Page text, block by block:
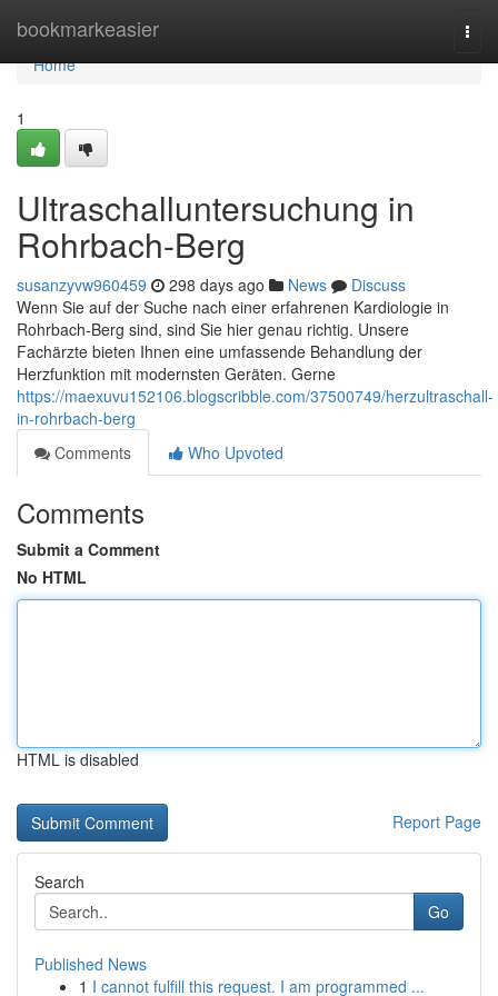
bookmarkeasier
Home
Home
1
Ultraschalluntersuchung in
Rohrbach-Berg
susanzyvw960459 298 days ago News
Discuss
Wenn Sie auf der Suche nach einer erfahrenen Kardiologie in
Rohrbach-Berg sind, sind Sie hier genau richtig. Unsere
Fachärzte bieten Ihnen eine umfassende Behandlung der
Herzfunktion mit modernsten Geräten. Gerne
https://maexuvu152106.blogscribble.com/37500749/herzultraschall-
in-rohrbach-berg
Comments
Who Upvoted
Comments
Submit a Comment
No HTML
HTML is disabled
Report Page
Search
Go
Published News
1 I cannot fulfill this request. I am programmed ...